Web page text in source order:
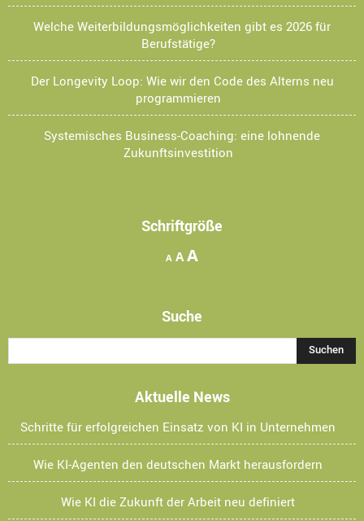
Welche Weiterbildungsmöglichkeiten gibt es 2026 für
Berufstätige?
Der Longevity Loop: Wie wir den Code des Alterns neu
programmieren
Systemisches Business-Coaching: eine lohnende
Zukunftsinvestition
Schriftgröße
A Decrease
A Reset
AIncrease
Suche
Aktuelle News
Schritte für erfolgreichen Einsatz von KI in Unternehmen
Wie KI-Agenten den deutschen Markt herausfordern
Wie KI die Zukunft der Arbeit neu definiert